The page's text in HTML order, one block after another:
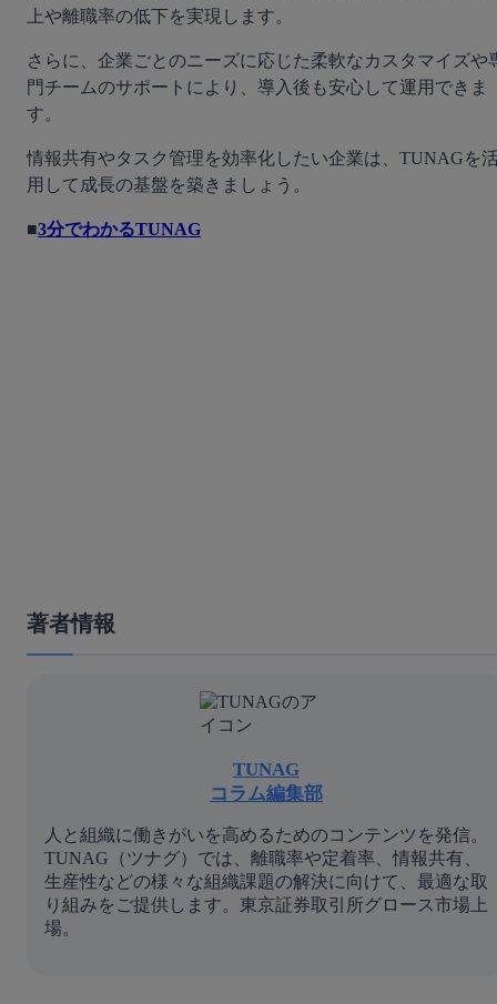
上や離職率の低下を実現します。
さらに、企業ごとのニーズに応じた柔軟なカスタマイズや
門チームのサポートにより、導入後も安心して運用できま
す。
情報共有やタスク管理を効率化したい企業は、TUNAGを
用して成長の基盤を築きましょう。
■3分でわかるTUNAG
著者情報
TUNAG
コラム編集部
人と組織に働きがいを高めるためのコンテンツを発信。
TUNAG（ツナグ）では、離職率や定着率、情報共有、
生産性などの様々な組織課題の解決に向けて、最適な取
り組みをご提供します。東京証券取引所グロース市場上
場。